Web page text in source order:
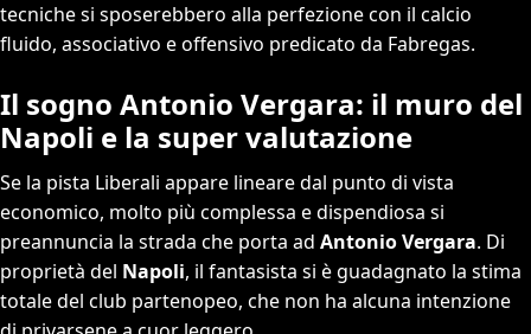
tecniche si sposerebbero alla perfezione con il calcio
fluido, associativo e offensivo predicato da Fabregas.
Il sogno Antonio Vergara: il muro del
Napoli e la super valutazione
Se la pista Liberali appare lineare dal punto di vista
economico, molto più complessa e dispendiosa si
preannuncia la strada che porta ad Antonio Vergara. Di
proprietà del Napoli, il fantasista si è guadagnato la stima
totale del club partenopeo, che non ha alcuna intenzione